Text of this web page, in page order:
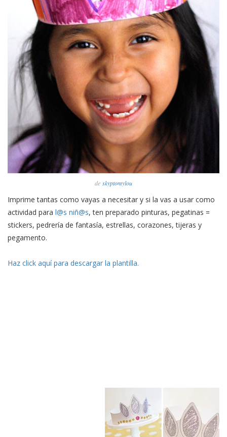
de skyptomylou
Imprime tantas como vayas a necesitar y si la vas a usar como
actividad para l@s niñ@s, ten preparado pinturas, pegatinas =
stickers, pedrería de fantasía, estrellas, corazones, tijeras y
pegamento.
Haz click aquí para descargar la plantilla.